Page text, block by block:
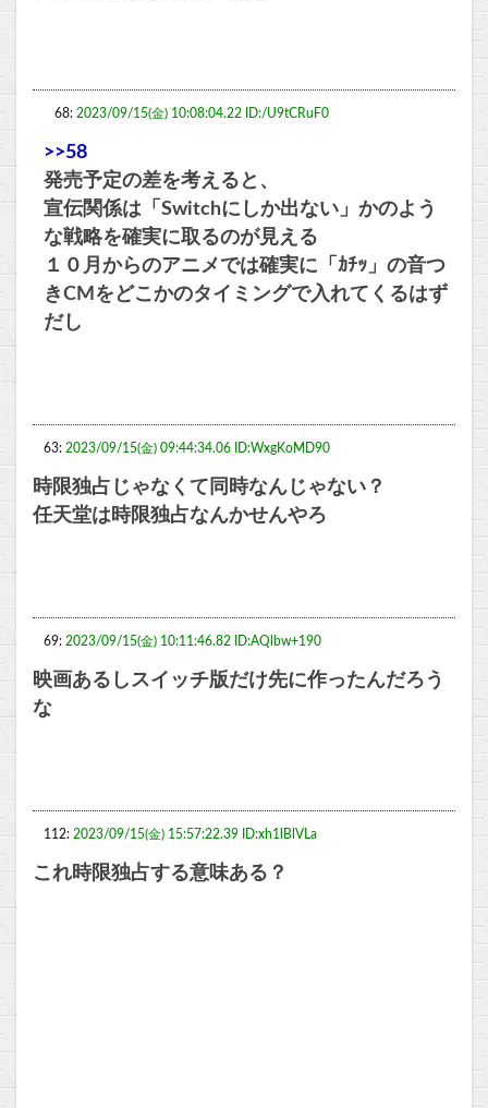
68: 2023/09/15(金) 10:08:04.22 ID:/U9tCRuF0
>>58
発売予定の差を考えると、
宣伝関係は「Switchにしか出ない」かのよう
な戦略を確実に取るのが見える
１０月からのアニメでは確実に「ｶﾁｯ」の音つ
きCMをどこかのタイミングで入れてくるはず
だし
63: 2023/09/15(金) 09:44:34.06 ID:WxgKoMD90
時限独占じゃなくて同時なんじゃない？
任天堂は時限独占なんかせんやろ
69: 2023/09/15(金) 10:11:46.82 ID:AQlbw+190
映画あるしスイッチ版だけ先に作ったんだろう
な
112: 2023/09/15(金) 15:57:22.39 ID:xh1lBlVLa
これ時限独占する意味ある？